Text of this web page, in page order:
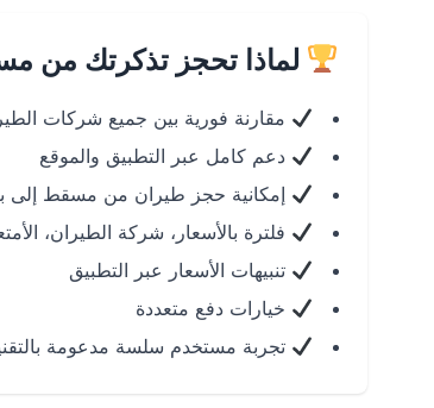
لماذا تحجز تذكرتك من
مقارنة فورية بين جميع شركات
دعم كامل عبر التطبيق والموقع
إمكانية حجز طيران من مسقط إلى
فلترة بالأسعار، شركة الطيران،
تنبيهات الأسعار عبر التطبيق
خيارات دفع متعددة
تجربة مستخدم سلسة مدعومة